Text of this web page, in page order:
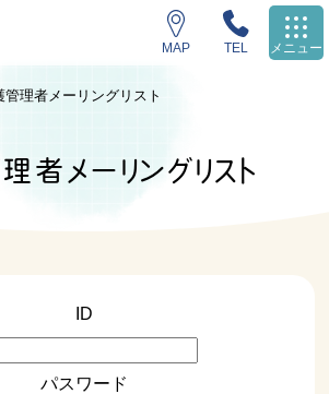
MAP TEL メニュー
管理者メーリングリスト
者メーリングリスト
ID
パスワード